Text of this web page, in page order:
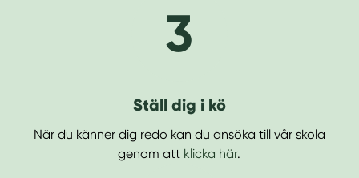
3
Ställ dig i kö
När du känner dig redo kan du ansöka till vår skola
genom att klicka här.